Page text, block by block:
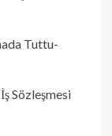
Tuttu-
Sözleşmesi